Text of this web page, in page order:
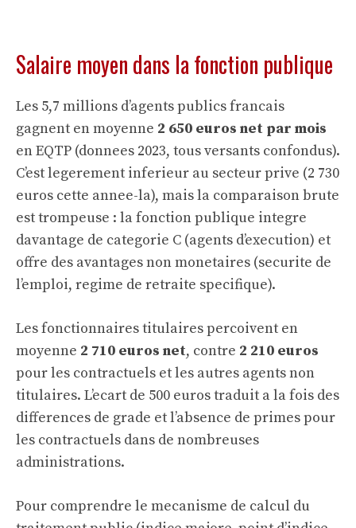
Salaire moyen dans la fonction publique
Les 5,7 millions d’agents publics francais
gagnent en moyenne 2 650 euros net par mois
en EQTP (donnees 2023, tous versants confondus).
C’est legerement inferieur au secteur prive (2 730
euros cette annee-la), mais la comparaison brute
est trompeuse : la fonction publique integre
davantage de categorie C (agents d’execution) et
offre des avantages non monetaires (securite de
l’emploi, regime de retraite specifique).
Les fonctionnaires titulaires percoivent en
moyenne 2 710 euros net, contre 2 210 euros
pour les contractuels et les autres agents non
titulaires. L’ecart de 500 euros traduit a la fois des
differences de grade et l’absence de primes pour
les contractuels dans de nombreuses
administrations.
Pour comprendre le mecanisme de calcul du